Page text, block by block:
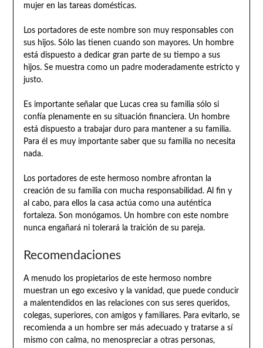
mujer en las tareas domésticas.
Los portadores de este nombre son muy responsables con
sus hijos. Sólo las tienen cuando son mayores. Un hombre
está dispuesto a dedicar gran parte de su tiempo a sus
hijos. Se muestra como un padre moderadamente estricto y
justo.
Es importante señalar que Lucas crea su familia sólo si
confía plenamente en su situación financiera. Un hombre
está dispuesto a trabajar duro para mantener a su familia.
Para él es muy importante saber que su familia no necesita
nada.
Los portadores de este hermoso nombre afrontan la
creación de su familia con mucha responsabilidad. Al fin y
al cabo, para ellos la casa actúa como una auténtica
fortaleza. Son monógamos. Un hombre con este nombre
nunca engañará ni tolerará la traición de su pareja.
Recomendaciones
A menudo los propietarios de este hermoso nombre
muestran un ego excesivo y la vanidad, que puede conducir
a malentendidos en las relaciones con sus seres queridos,
colegas, superiores, con amigos y familiares. Para evitarlo, se
recomienda a un hombre ser más adecuado y tratarse a sí
mismo con calma, no menospreciar a otras personas,